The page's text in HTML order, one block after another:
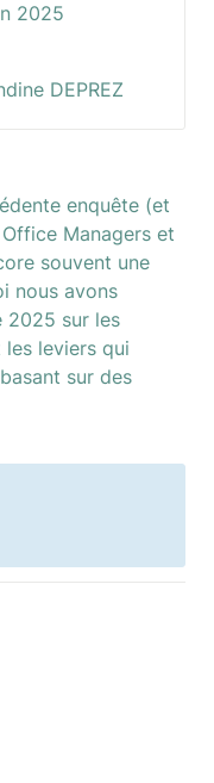
2025
DEPREZ
enquête (et
Managers et
souvent une
nous avons
2025 sur les
leviers qui
sur des